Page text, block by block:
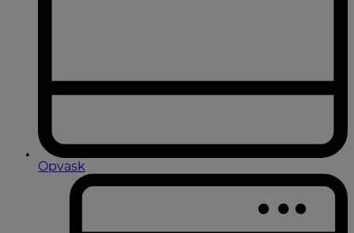
Opvask